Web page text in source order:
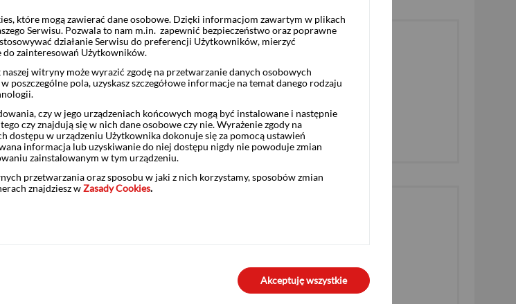
(dawniej Goldman Sachs
Sprawdź ofertę
SKARBIEC TFI S.A.
Sprawdź ofertę
które mogą zawierać dane osobowe. Dzięki informacjom zawartym w plikach
Serwisu. Pozwala to nam m.in. zapewnić bezpieczeństwo oraz poprawne
działanie Serwisu do preferencji Użytkowników, mierzyć
do zainteresowań Użytkowników.
witryny może wyrazić zgodę na przetwarzanie danych osobowych
pola, uzyskasz szczegółowe informacje na temat danego rodzaju
czy w jego urządzeniach końcowych mogą być instalowane i następnie
czy znajdują się w nich dane osobowe czy nie. Wyrażenie zgody na
w urządzeniu Użytkownika dokonuje się za pomocą ustawień
informacja lub uzyskiwanie do niej dostępu nigdy nie powoduje zmian
zainstalowanym w tym urządzeniu.
przetwarzania oraz sposobu w jaki z nich korzystamy, sposobów zmian
znajdziesz wZasady Cookies.
Akceptuję wszystkie